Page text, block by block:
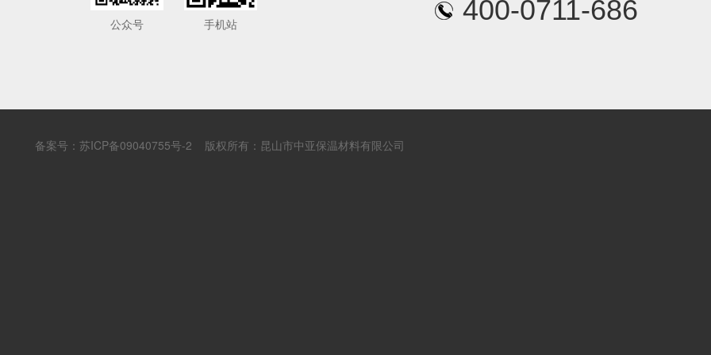
公众号 手机站 400-0711-686
备案号： 苏ICP备09040755号-2 版权所有：昆山市中亚保温材料有限公司